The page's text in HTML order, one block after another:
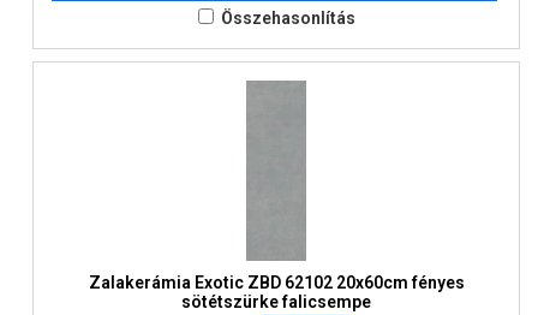
Összehasonlítás
Zalakerámia Exotic ZBD 62102 20x60cm fényes
sötétszürke falicsempe